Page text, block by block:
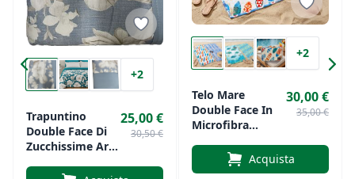
+2
Trapuntino
Double Face Di
Zucchissime Art.
25,00 €
30,50 €
+2
Telo Mare
Double Face In
Microfibra
Compact Dry
30,00 €
35,00 €
Acquista